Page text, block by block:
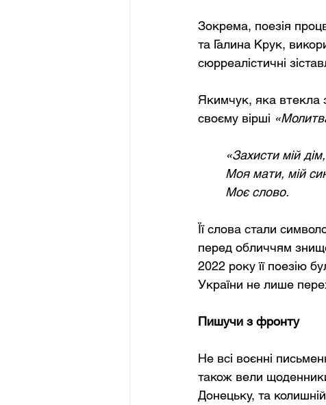
Зокрема, поезія
та Галина Крук,
сюрреалістичні
Якимчук, яка втекла
своєму вірші
«Захисти мій дім,
Моя мати, мій
Моє слово.
Її слова стали
перед обличчям
2022 року її поезію
України не лише
Пишучи з фронту
Не всі воєнні
також вели
Донецьку, та